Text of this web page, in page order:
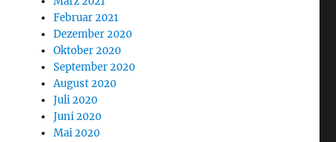
Februar 2021
Dezember 2020
Oktober 2020
September 2020
August 2020
Juli 2020
Juni 2020
Mai 2020